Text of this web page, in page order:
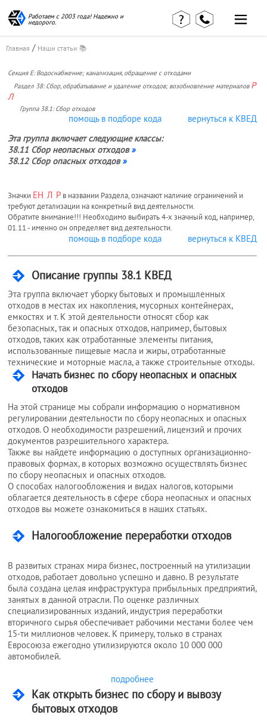
Работаем с 2003 года! Надежно и
недорого.
Главная / Наши статьи 📚
Секция Е: Водоснабжение; канализация, обращение с отходами
Раздел 38: Сбор, обрабатывание и удаление отходов; возобновление материалов Р
Л
Группа 38.1: Сбор отходов
помощь в подборе кода
вернуться к КВЕД
Эта группа включает следующие классы:
38.11 Сбор неопасных отходов»
38.12 Сбор опасных отходов»
Значки ЕН Л Р в названии Раздела, означают наличие ограничений и
требуют детализации на конкретный вид деятельности.
Обратите внимание!!! Необходимо выбирать 4-х значный код, например,
01.11 - именно он определяет вид деятельности.
помощь в подборе кода вернуться к КВЕД
Описание группы 38.1 КВЕД
Эта группа включает уборку бытовых и промышленных
отходов в местах их накопления, мусорных контейнерах,
емкостях и т. К этой деятельности относят сбор как
безопасных, так и опасных отходов, например, бытовых
отходов, таких как отработанные элементы питания,
использованные пищевые масла и жиры, отработанные
технические и моторные масла, а также строительные отходы.
Начать бизнес по сбору неопасных и опасных
отходов
На этой странице мы собрали информацию о нормативном
регулировании деятельности по сбору неопасных и опасных
отходов. О необходимости разрешений, лицензий и прочих
документов разрешительного характера.
Также вы найдете информацию о доступных организационно-
правовых формах, в которых возможно осуществлять бизнес
по сбору неопасных и опасных отходов.
О способах налогообложения и видах налогов, которыми
облагается деятельность в сфере сбора неопасных и опасных
отходов вы можете ознакомиться в наших статьях.
Налогообложение переработки отходов
В развитых странах мира бизнес, построенный на утилизации
отходов, работает довольно успешно и давно. В результате
была создана целая инфраструктура прибыльных предприятий,
занятых в данной отрасли. По оценке различных
специализированных изданий, индустрия переработки
вторичного сырья обеспечивает рабочими местами более чем
15-ти миллионов человек. К примеру, только в странах
Евросоюза ежегодно утилизируются около 10 000 000
автомобилей.
подробнее
Как открыть бизнес по сбору и вывозу
бытовых отходов
Главная
страница
Отзывы
клиентов
Вакансии
Наши статьи
КВЭД в
Наши
консультации
Калькулятор
Миграционные
Услуги
Услуги
юриста
Услуги
регистратора
Кадровый
аутсорсинг
Лицензии
и
разрешения